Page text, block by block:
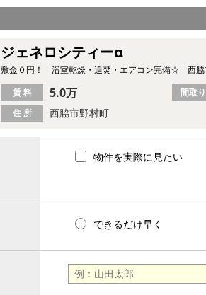
ジェネロシティーα
敷金０円！ 浴室乾燥・追焚・エアコン完備☆ 西脇
住 所 西脇市野村町
賃 料 5.0万 間取り
物件を実際に見たい
できるだけ早く